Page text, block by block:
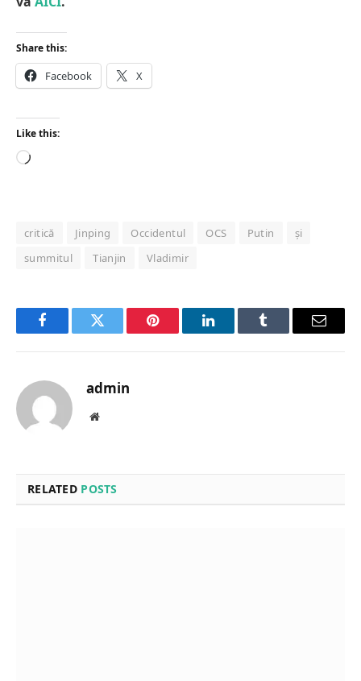
Share this:
Facebook X
Like this:
Loading…
critică Jinping Occidentul OCS Putin
și
summitul
Tianjin Vladimir
FacebookTwitter Pinterest LinkedInTumblr Email
admin
Website
RELATED POSTS